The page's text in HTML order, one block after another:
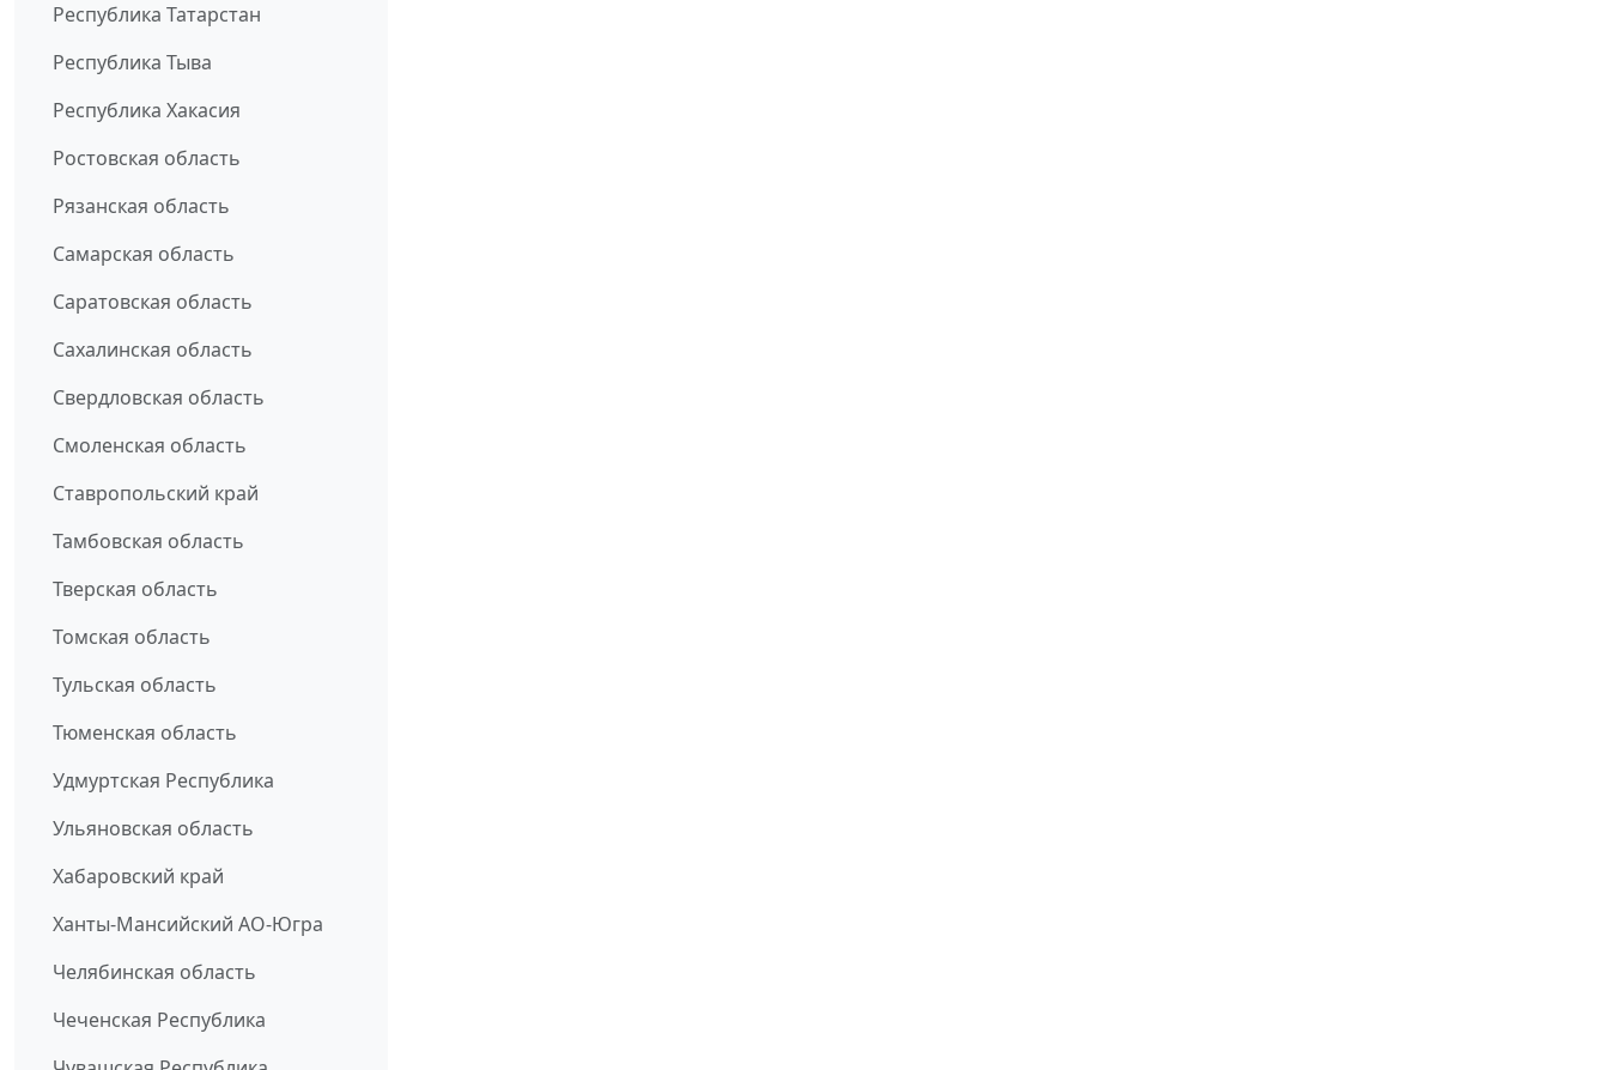
Республика Татарстан
Республика Тыва
Республика Хакасия
Ростовская область
Рязанская область
Самарская область
Саратовская область
Сахалинская область
Свердловская область
Смоленская область
Ставропольский край
Тамбовская область
Тверская область
Томская область
Тульская область
Тюменская область
Удмуртская Республика
Ульяновская область
Хабаровский край
Ханты-Мансийский АО-Югра
Челябинская область
Чеченская Республика